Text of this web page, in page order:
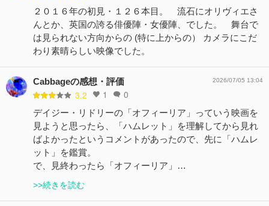
２０１６年の初見・１２６本目。 流石にオリヴィエさ
んとか、英国の誇る俳優陣・女優陣、でした。 舞台で
は見られない方向からの (特に上からの） カメラにこだ
わり素晴らしい映像でした。
Cabbageの感想・評価
3.2 1 0
2026/07/05 13:04
デイジー・リドリーの「オフィーリア」っていう映画を
見ようと思ったら、「ハムレット」を理解してから見れ
ばよかったというコメントがあったので、先に「ハムレ
ット」を鑑賞。
で、見終わったら「オフィーリア」…
>>続きを読む